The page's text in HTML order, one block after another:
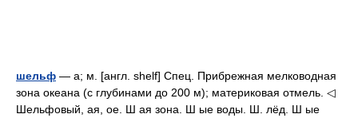
шельф — а; м. [англ. shelf] Спец. Прибрежная мелководная
зона океана (с глубинами до 200 м); материковая отмель. ◁
Шельфовый, ая, ое. Ш ая зона. Ш ые воды. Ш. лёд. Ш ые